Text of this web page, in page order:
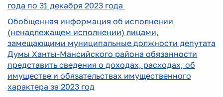
года по 31 декабря 2023 года
Обобщенная информация об исполнении
(ненадлежащем исполнении) лицами,
замещающими муниципальные должности депутата
Думы Ханты-Мансийского района обязанности
представить сведения о доходах, расходах, об
имуществе и обязательствах имущественного
характера за 2023 год